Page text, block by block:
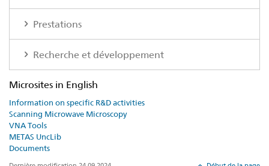
Prestations
Recherche et développement
Microsites in English
Information on specific R&D activities
Scanning Microwave Microscopy
VNA Tools
METAS UncLib
Documents